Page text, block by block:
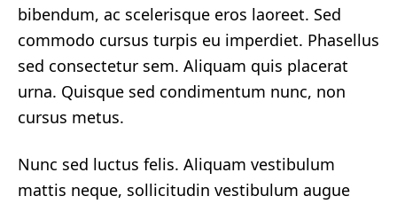
bibendum, ac scelerisque eros laoreet. Sed
commodo cursus turpis eu imperdiet. Phasellus
sed consectetur sem. Aliquam quis placerat
urna. Quisque sed condimentum nunc, non
cursus metus.
Nunc sed luctus felis. Aliquam vestibulum
mattis neque, sollicitudin vestibulum augue